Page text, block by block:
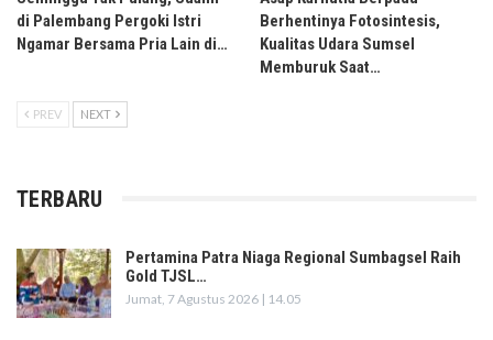
di Palembang Pergoki Istri
Ngamar Bersama Pria Lain di…
Berhentinya Fotosintesis,
Kualitas Udara Sumsel
Memburuk Saat…
PREV NEXT
TERBARU
Pertamina Patra Niaga Regional Sumbagsel Raih
Gold TJSL…
Jumat, 7 Agustus 2026 | 14.05